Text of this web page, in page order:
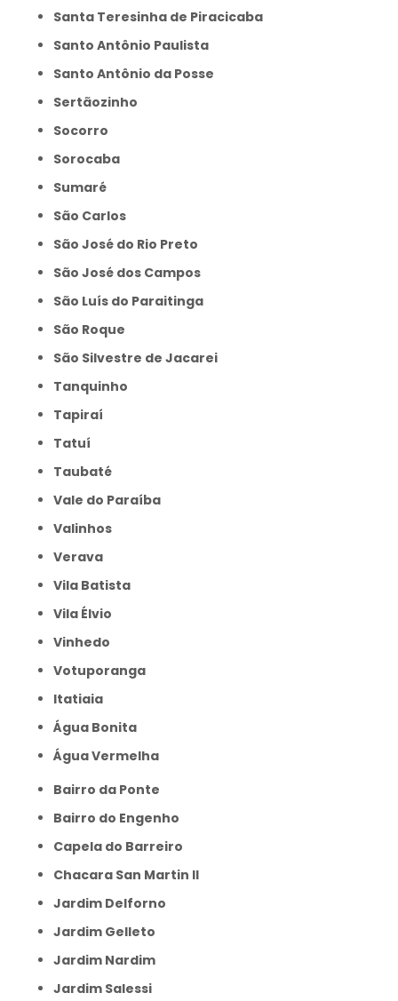
Santa Teresinha de Piracicaba
Santo Antônio Paulista
Santo Antônio da Posse
Sertãozinho
Socorro
Sorocaba
Sumaré
São Carlos
São José do Rio Preto
São José dos Campos
São Luís do Paraitinga
São Roque
São Silvestre de Jacarei
Tanquinho
Tapiraí
Tatuí
Taubaté
Vale do Paraíba
Valinhos
Verava
Vila Batista
Vila Élvio
Vinhedo
Votuporanga
itatiaia
Água Bonita
Água Vermelha
Bairro da Ponte
Bairro do Engenho
Capela do Barreiro
Chacara San Martin II
Jardim Delforno
Jardim Gelleto
Jardim Nardim
Jardim Salessi